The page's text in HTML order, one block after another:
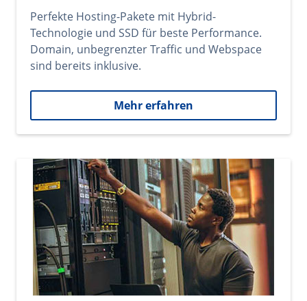
Perfekte Hosting-Pakete mit Hybrid-
Technologie und SSD für beste Performance.
Domain, unbegrenzter Traffic und Webspace
sind bereits inklusive.
Mehr erfahren